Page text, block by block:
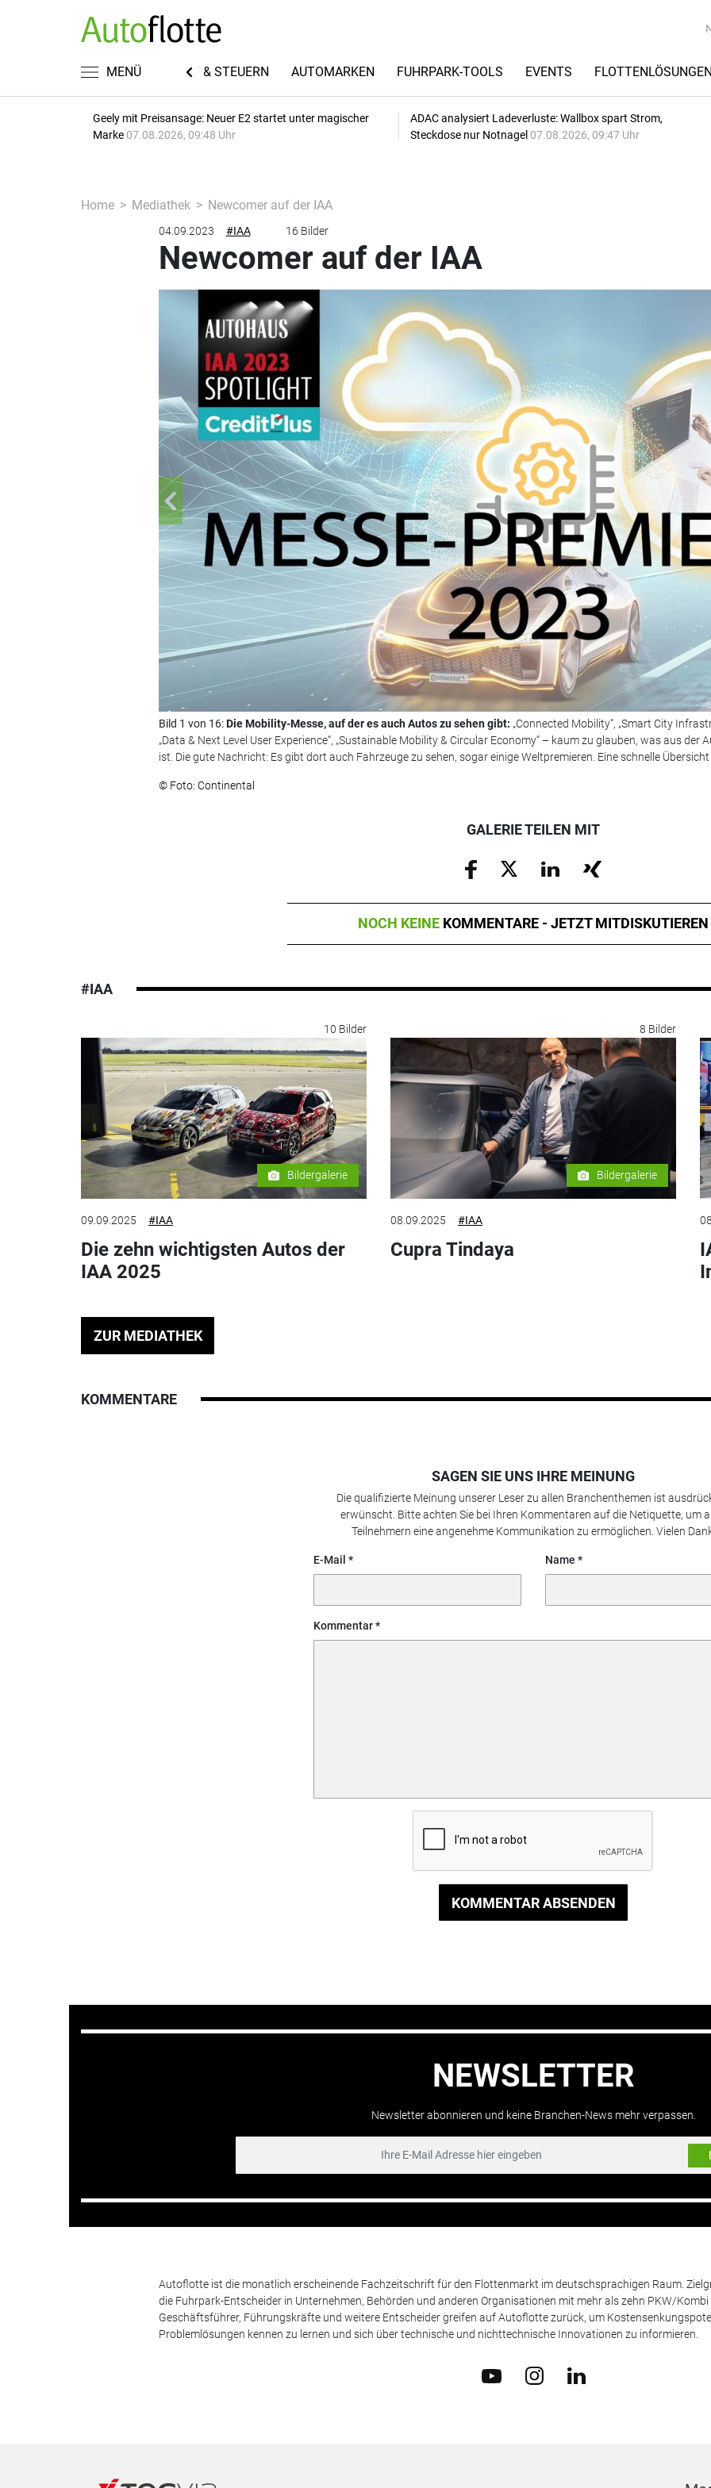
MENÜ
FUHRPARKWISSEN RECHT & STEUERN AUTOMARKEN FUHRPARK-TOOLS EVENTS FLOTTENLÖSUNGEN
Geely mit Preisansage: Neuer E2 startet unter magischer
Marke 07.08.2026, 09:48 Uhr
ADAC analysiert Ladeverluste: Wallbox spart Strom,
Steckdose nur Notnagel 07.08.2026, 09:47 Uhr
Home Mediathek Newcomer auf der IAA
04.09.2023 #IAA 16 Bilder
Newcomer auf der IAA
Bild 1 von 16:Die Mobility-Messe, auf der es auch Autos zu sehen gibt: „Connected Mobility“, „Smart City
„Data & Next Level User Experience“, „Sustainable Mobility & Circular Economy“ – kaum zu glauben, was aus
ist. Die gute Nachricht: Es gibt dort auch Fahrzeuge zu sehen, sogar einige Weltpremieren. Eine schnelle Übersicht
© Foto: Continental
GALERIE TEILEN MIT
NOCH KEINE KOMMENTARE - JETZT MITDISKUTIEREN
#IAA
10 Bilder
Bildergalerie
09.09.2025 #IAA
Die zehn wichtigsten Autos der
IAA 2025
8 Bilder
Bildergalerie
08.09.2025 #IAA
Cupra Tindaya
ZUR MEDIATHEK
KOMMENTARE
SAGEN SIE UNS IHRE MEINUNG
Die qualifizierte Meinung unserer Leser zu allen Branchenthemen ist
erwünscht. Bitte achten Sie bei Ihren Kommentaren auf die Netiquette, um
Teilnehmern eine angenehme Kommunikation zu ermöglichen. Vielen
E-Mail Name
Kommentar
KOMMENTAR ABSENDEN
NEWSLETTER
Newsletter abonnieren und keine Branchen-News mehr verpassen.
Autoflotte ist die monatlich erscheinende Fachzeitschrift für den Flottenmarkt im deutschsprachigen Raum.
die Fuhrpark-Entscheider in Unternehmen, Behörden und anderen Organisationen mit mehr als zehn PKW/
Geschäftsführer, Führungskräfte und weitere Entscheider greifen auf Autoflotte zurück, um
Problemlösungen kennen zu lernen und sich über technische und nichttechnische Innovationen zu informieren.